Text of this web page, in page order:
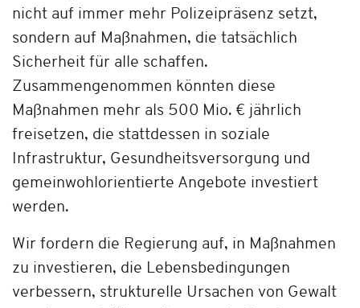
nicht auf immer mehr Polizeipräsenz setzt,
sondern auf Maßnahmen, die tatsächlich
Sicherheit für alle schaffen.
Zusammengenommen könnten diese
Maßnahmen mehr als 500 Mio. € jährlich
freisetzen, die stattdessen in soziale
Infrastruktur, Gesundheitsversorgung und
gemeinwohlorientierte Angebote investiert
werden.
Wir fordern die Regierung auf, in Maßnahmen
zu investieren, die Lebensbedingungen
verbessern, strukturelle Ursachen von Gewalt